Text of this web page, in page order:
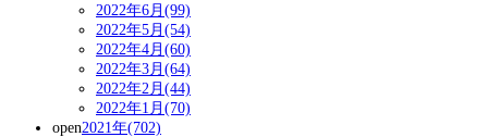
2022年6月(99)
2022年5月(54)
2022年4月(60)
2022年3月(64)
2022年2月(44)
2022年1月(70)
open2021年(702)